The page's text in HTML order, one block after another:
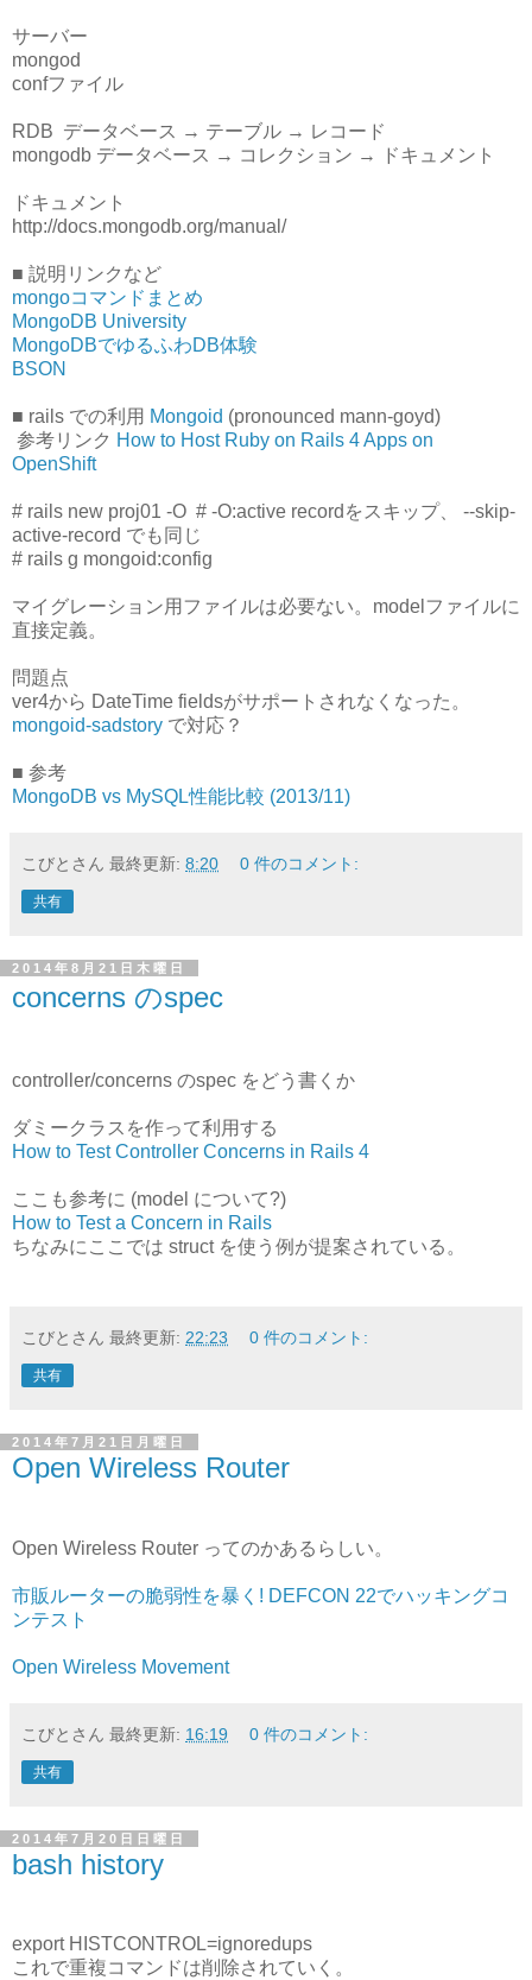
サーバー
mongod
confファイル
RDB データベース → テーブル → レコード
mongodb データベース → コレクション → ドキュメント
ドキュメント
http://docs.mongodb.org/manual/
■ 説明リンクなど
mongoコマンドまとめ
MongoDB University
MongoDBでゆるふわDB体験
BSON
■ rails での利用 Mongoid (pronounced mann-goyd)
参考リンク How to Host Ruby on Rails 4 Apps on
OpenShift
# rails new proj01 -O # -O:active recordをスキップ、 --skip-
active-record でも同じ
# rails g mongoid:config
マイグレーション用ファイルは必要ない。modelファイルに
直接定義。
問題点
ver4から DateTime fieldsがサポートされなくなった。
mongoid-sadstory で対応？
■ 参考
MongoDB vs MySQL性能比較 (2013/11)
こびとさん 最終更新: 8:20 0 件のコメント:
共有
2014年8月21日木曜日
concerns のspec
controller/concerns のspec をどう書くか
ダミークラスを作って利用する
How to Test Controller Concerns in Rails 4
ここも参考に (model について?)
How to Test a Concern in Rails
ちなみにここでは struct を使う例が提案されている。
こびとさん 最終更新: 22:23 0 件のコメント:
共有
2014年7月21日月曜日
Open Wireless Router
Open Wireless Router ってのかあるらしい。
市販ルーターの脆弱性を暴く! DEFCON 22でハッキングコ
ンテスト
Open Wireless Movement
こびとさん 最終更新: 16:19 0 件のコメント:
共有
2014年7月20日日曜日
bash history
export HISTCONTROL=ignoredups
これで重複コマンドは削除されていく。